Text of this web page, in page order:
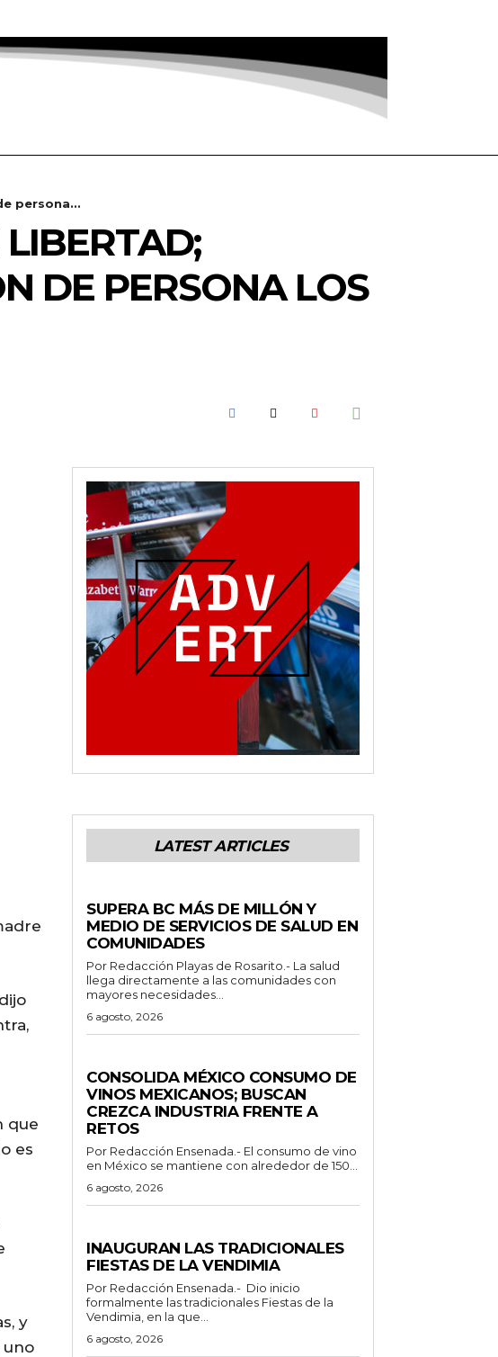
persona...
DE PERSONA LOS
que
es
y
uno
LATEST ARTICLES
SUPERA BC MÁS DE MILLÓN Y
MEDIO DE SERVICIOS DE SALUD EN
COMUNIDADES
Por Redacción Playas de Rosarito.- La salud
llega directamente a las comunidades con
mayores necesidades...
6 agosto, 2026
CONSOLIDA MÉXICO CONSUMO DE
VINOS MEXICANOS; BUSCAN
CREZCA INDUSTRIA FRENTE A
RETOS
Por Redacción Ensenada.- El consumo de vino
en México se mantiene con alrededor de 150...
6 agosto, 2026
INAUGURAN LAS TRADICIONALES
FIESTAS DE LA VENDIMIA
Por Redacción Ensenada.- Dio inicio
formalmente las tradicionales Fiestas de la
Vendimia, en la que...
6 agosto, 2026